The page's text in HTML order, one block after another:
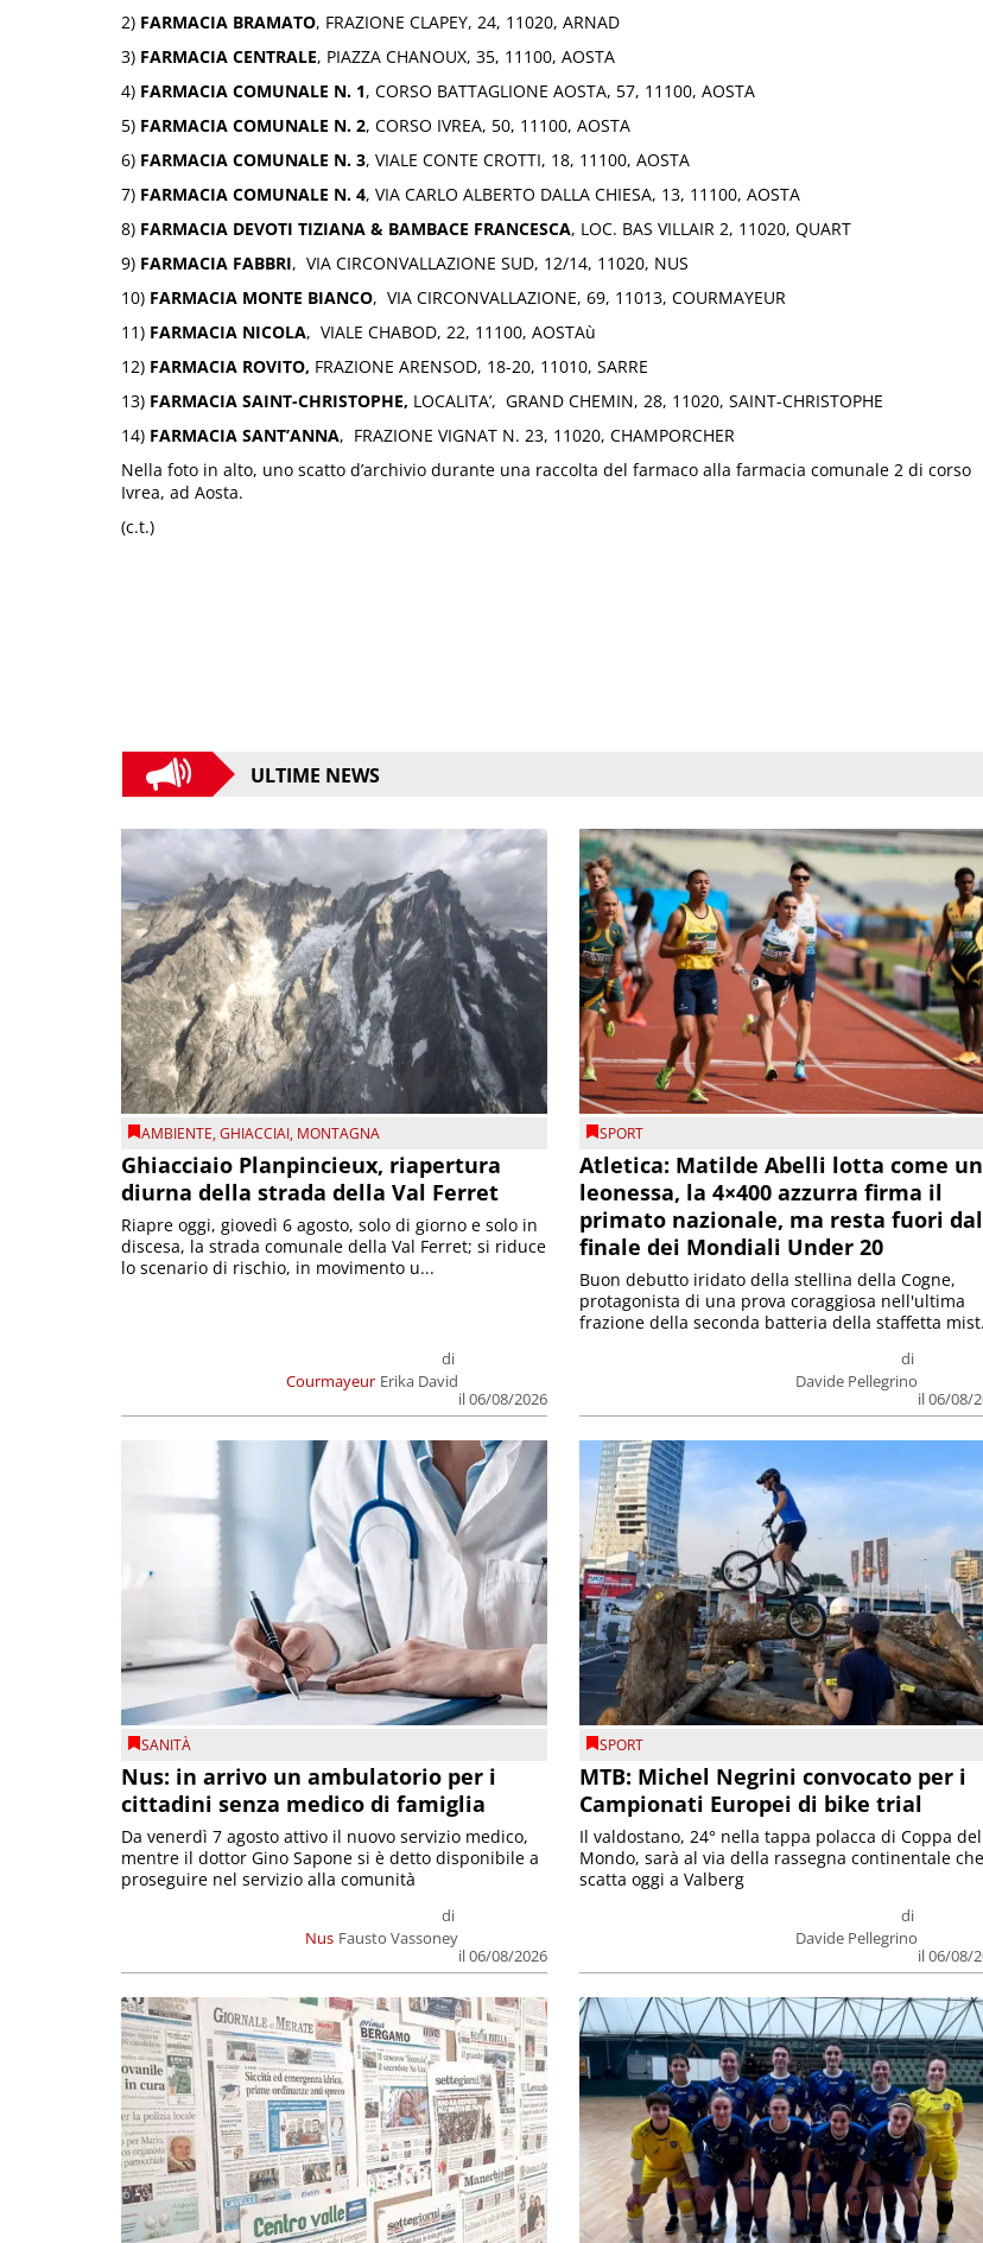
2) FARMACIA BRAMATO, FRAZIONE CLAPEY, 24, 11020, ARNAD
3) FARMACIA CENTRALE, PIAZZA CHANOUX, 35, 11100, AOSTA
4) FARMACIA COMUNALE N. 1, CORSO BATTAGLIONE AOSTA, 57, 11100, AOSTA
5) FARMACIA COMUNALE N. 2, CORSO IVREA, 50, 11100, AOSTA
6) FARMACIA COMUNALE N. 3, VIALE CONTE CROTTI, 18, 11100, AOSTA
7) FARMACIA COMUNALE N. 4, VIA CARLO ALBERTO DALLA CHIESA, 13, 11100, AOSTA
8) FARMACIA DEVOTI TIZIANA & BAMBACE FRANCESCA, LOC. BAS VILLAIR 2, 11020, QUART
9) FARMACIA FABBRI, VIA CIRCONVALLAZIONE SUD, 12/14, 11020, NUS
10) FARMACIA MONTE BIANCO, VIA CIRCONVALLAZIONE, 69, 11013, COURMAYEUR
11) FARMACIA NICOLA, VIALE CHABOD, 22, 11100, AOSTAù
12) FARMACIA ROVITO, FRAZIONE ARENSOD, 18-20, 11010, SARRE
13) FARMACIA SAINT-CHRISTOPHE, LOCALITA’, GRAND CHEMIN, 28, 11020, SAINT-CHRISTOPHE
14) FARMACIA SANT’ANNA, FRAZIONE VIGNAT N. 23, 11020, CHAMPORCHER
Nella foto in alto, uno scatto d’archivio durante una raccolta del farmaco alla farmacia comunale 2 di corso
Ivrea, ad Aosta.
(c.t.)
ULTIME NEWS
AMBIENTE,GHIACCIAI, MONTAGNA
Ghiacciaio Planpincieux, riapertura
diurna della strada della Val Ferret
Courmayeur
di
Erika David
il 06/08/2026
Riapre oggi, giovedì 6 agosto, solo di giorno e solo in
discesa, la strada comunale della Val Ferret; si riduce
lo scenario di rischio, in movimento u...
SPORT
Atletica: Matilde Abelli lotta come
leonessa, la 4×400 azzurra firma il
primato nazionale, ma resta fuori
finale dei Mondiali Under 20
di
Davide Pellegrino
il 06/08/
Buon debutto iridato della stellina della Cogne,
protagonista di una prova coraggiosa nell'ultima
frazione della seconda batteria della staffetta
SANITÀ
Nus: in arrivo un ambulatorio per i
cittadini senza medico di famiglia
Nus
di
Fausto Vassoney
il 06/08/2026
Da venerdì 7 agosto attivo il nuovo servizio medico,
mentre il dottor Gino Sapone si è detto disponibile a
proseguire nel servizio alla comunità
SPORT
MTB: Michel Negrini convocato per i
Campionati Europei di bike trial
di
Davide Pellegrino
il 06/08/
Il valdostano, 24° nella tappa polacca di Coppa del
Mondo, sarà al via della rassegna continentale che
scatta oggi a Valberg